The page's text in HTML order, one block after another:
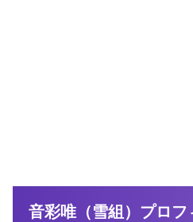
音彩唯（雪組）プロフ